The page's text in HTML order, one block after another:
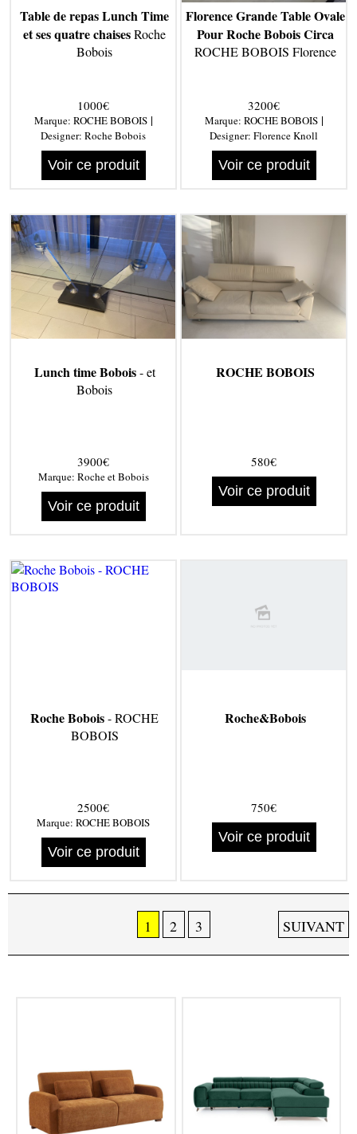
Table de repas Lunch Time
et ses quatre chaisesRoche
Bobois
1000€
Marque: ROCHE BOBOIS|
Designer: Roche Bobois
Voir ce produit
Florence Grande Table Ovale
Pour Roche Bobois Circa
ROCHE BOBOIS Florence
3200€
Marque: ROCHE BOBOIS|
Designer: Florence Knoll
Voir ce produit
Lunch time Bobois- et
Bobois
3900€
Marque: Roche et Bobois
Voir ce produit
ROCHE BOBOIS
580€
Voir ce produit
Roche Bobois- ROCHE
BOBOIS
2500€
Marque: ROCHE BOBOIS
Voir ce produit
Roche&Bobois
750€
Voir ce produit
1 2 3 SUIVANT